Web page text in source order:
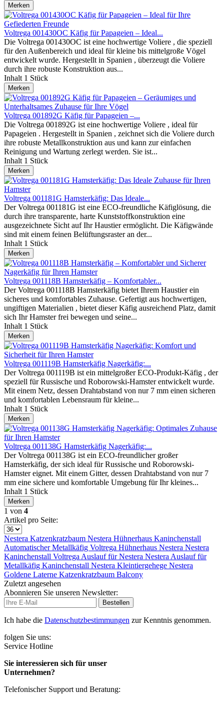
Merken
Voltrega 001430OC Käfig für Papageien – Ideal...
Die Voltrega 001430OC ist eine hochwertige Voliere , die speziell
für den Außenbereich und ideal für kleine bis mittelgroße Vögel
entwickelt wurde. Hergestellt in Spanien , überzeugt die Voliere
durch ihre robuste Konstruktion aus...
Inhalt 1 Stück
Merken
Voltrega 001892G Käfig für Papageien –...
Die Voltrega 001892G ist eine hochwertige Voliere , ideal für
Papageien . Hergestellt in Spanien , zeichnet sich die Voliere durch
ihre robuste Metallkonstruktion aus und kann zur einfachen
Reinigung und Wartung zerlegt werden. Sie ist...
Inhalt 1 Stück
Merken
Voltrega 001181G Hamsterkäfig: Das Ideale...
Der Voltrega 001181G ist eine ECO-freundliche Käfiglösung, die
durch ihre transparente, harte Kunststoffkonstruktion eine
ausgezeichnete Sicht auf Ihr Haustier ermöglicht. Die Käfigwände
sind mit einem feinen Belüftungsraster an der...
Inhalt 1 Stück
Merken
Voltrega 001118B Hamsterkäfig – Komfortabler...
Der Voltrega 001118B Hamsterkäfig bietet Ihrem Haustier ein
sicheres und komfortables Zuhause. Gefertigt aus hochwertigen,
ungiftigen Materialien , bietet dieser Käfig ausreichend Platz, damit
sich Ihr Hamster frei bewegen und seine...
Inhalt 1 Stück
Merken
Voltrega 001119B Hamsterkäfig Nagerkäfig:...
Der Voltrega 001119B ist ein mittelgroßer ECO-Produkt-Käfig , der
speziell für Russische und Roborowski-Hamster entwickelt wurde.
Mit einem Netz, dessen Drahtabstand von nur 7 mm einen sicheren
und komfortablen Lebensraum für kleine...
Inhalt 1 Stück
Merken
Voltrega 001138G Hamsterkäfig Nagerkäfig:...
Der Voltrega 001138G ist ein ECO-freundlicher großer
Hamsterkäfig, der sich ideal für Russische und Roborowski-
Hamster eignet. Mit einem Gitter, dessen Drahtabstand von nur 7
mm eine sichere und komfortable Umgebung für Ihr kleines...
Inhalt 1 Stück
Merken
1 von 4
Artikel pro Seite:
Nestera Katzenkratzbaum Nestera Hühnerhaus Kaninchenstall
AutomatischerMetallkäfig Voltrega Hühnerhaus Nestera Nestera
Kaninchenstall Voltrega Auslauf fürNestera Nestera Auslauf für
Metallkäfig Kaninchenstall Nestera Kleintiergehege Nestera
Goldene Laterne Katzenkratzbaum Balcony
Zuletzt angesehen
Abonnieren Sie unseren Newsletter:
Bestellen
Ich habe die Datenschutzbestimmungen zur Kenntnis genommen.
folgen Sie uns:
Service Hotline
Sie interessieren sich für unser
Unternehmen?
Telefonischer Support und Beratung: